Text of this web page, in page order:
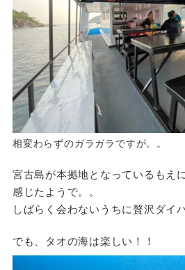
相変わらずのガラガラですが。。
宮古島が本拠地となっているもえ
感じたようで。。
しばらく会わないうちに贅沢ダイ
でも、タオの海は楽しい！！